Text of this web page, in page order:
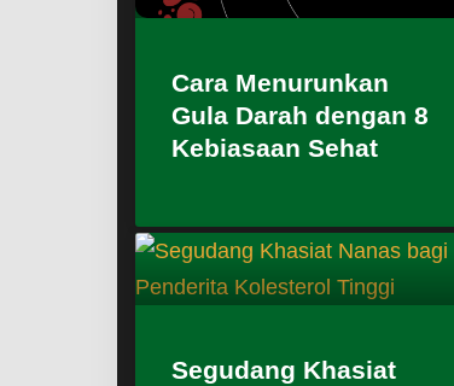
Cara Menurunkan
Gula Darah dengan 8
Kebiasaan Sehat
Segudang Khasiat